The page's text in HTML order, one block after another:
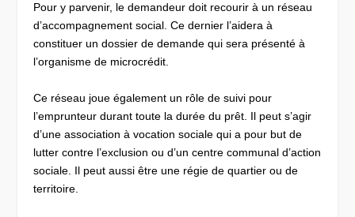
Pour y parvenir, le demandeur doit recourir à un réseau
d’accompagnement social. Ce dernier l’aidera à
constituer un dossier de demande qui sera présenté à
l’organisme de microcrédit.
Ce réseau joue également un rôle de suivi pour
l’emprunteur durant toute la durée du prêt. Il peut s’agir
d’une association à vocation sociale qui a pour but de
lutter contre l’exclusion ou d’un centre communal d’action
sociale. Il peut aussi être une régie de quartier ou de
territoire.